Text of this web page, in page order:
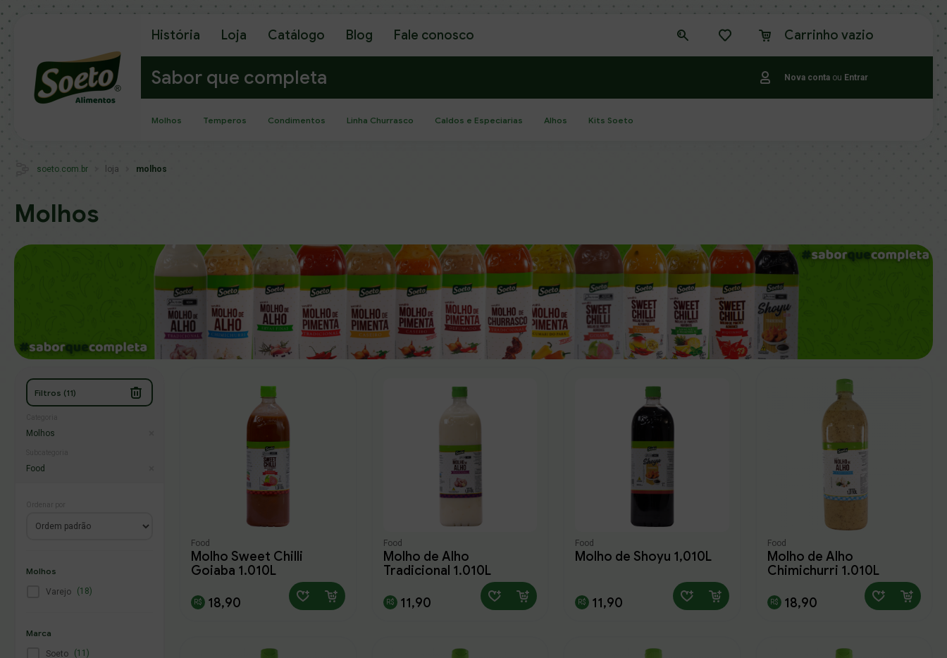
Sabor que completa
Carrinho vazio
História Loja Catálogo Blog Fale conosco
Nova conta ou Entrar
Molhos Temperos Condimentos Linha Churrasco Caldos e Especiarias Alhos Kits Soeto
soeto.com.br loja molhos
Molhos
Filtros (11)
Molhos
Food
Molhos
Varejo (18)
Marca
Soeto (11)
Food
Molho Sweet Chilli
Goiaba 1,010L
18,90
Food
Molho de Alho
Tradicional 1,010L
11,90
Food
Molho de Shoyu 1,010L
11,90
Food
Molho de Alho
Chimichurri 1,010L
18,90